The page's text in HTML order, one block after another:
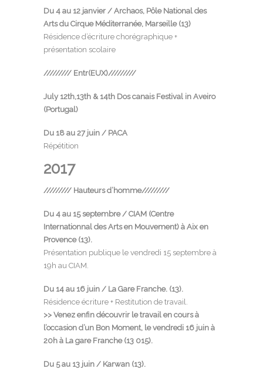
Du 4 au 12 janvier / Archaos, Pôle National des
Arts du Cirque Méditerranée, Marseille (13)
Résidence d’écriture chorégraphique +
présentation scolaire
///////// Entr(EUX)/////////
July 12th,13th & 14th Dos canais Festival in Aveiro
(Portugal)
Du 18 au 27 juin / PACA
Répétition
2017
///////// Hauteurs d’homme/////////
Du 4 au 15 septembre / CIAM (Centre
Internationnal des Arts en Mouvement) à Aix en
Provence (13).
Présentation publique le vendredi 15 septembre à
19h au CIAM.
Du 14 au 16 juin / La Gare Franche. (13).
Résidence écriture + Restitution de travail.
>> Venez enfin découvrir le travail en cours à
l’occasion d’un Bon Moment, le vendredi 16 juin à
20h à La gare Franche (13 015).
Du 5 au 13 juin / Karwan (13).